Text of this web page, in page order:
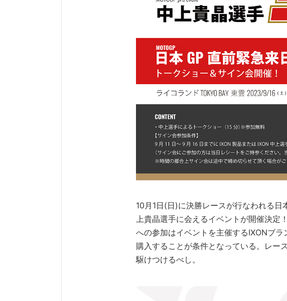
10月1日(日)に決勝レースが行なわれる
上貴晶選手に会えるイベントが開催決
への参加はイベントを主催するIXONブ
購入することが条件となっている。レー
駆けつけるべし。